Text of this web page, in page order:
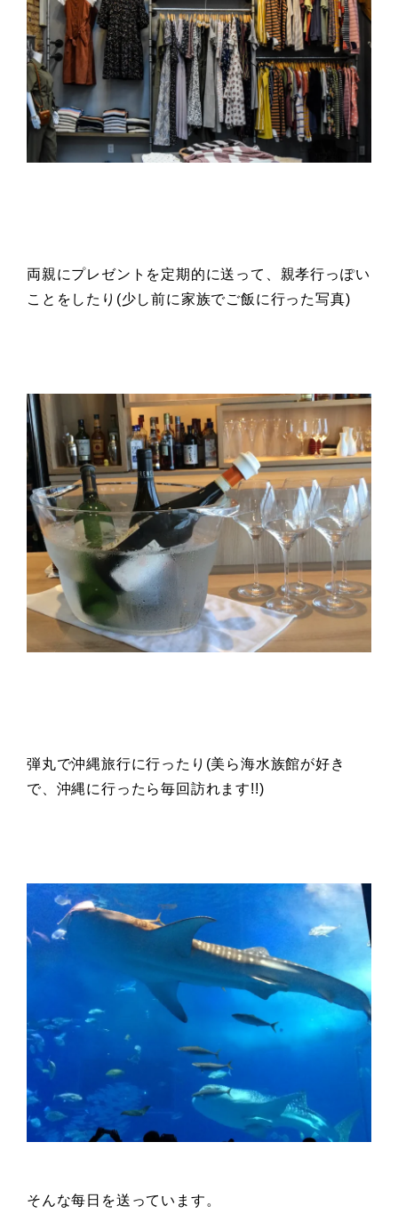
両親にプレゼントを定期的に送って、親孝行っぽい
ことをしたり(少し前に家族でご飯に行った写真)
弾丸で沖縄旅行に行ったり(美ら海水族館が好き
で、沖縄に行ったら毎回訪れます!!)
そんな每日を送っています。